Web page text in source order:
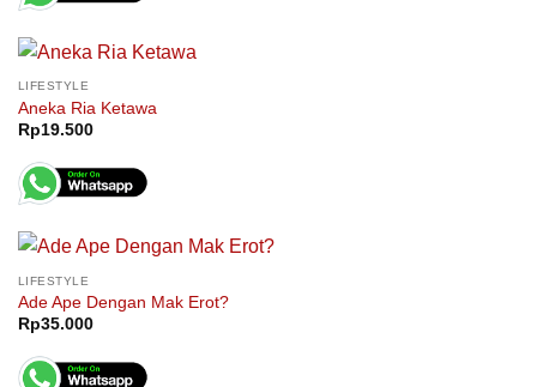
LIFESTYLE
Aneka Ria Ketawa
Rp19.500
LIFESTYLE
Ade Ape Dengan Mak Erot?
Rp35.000